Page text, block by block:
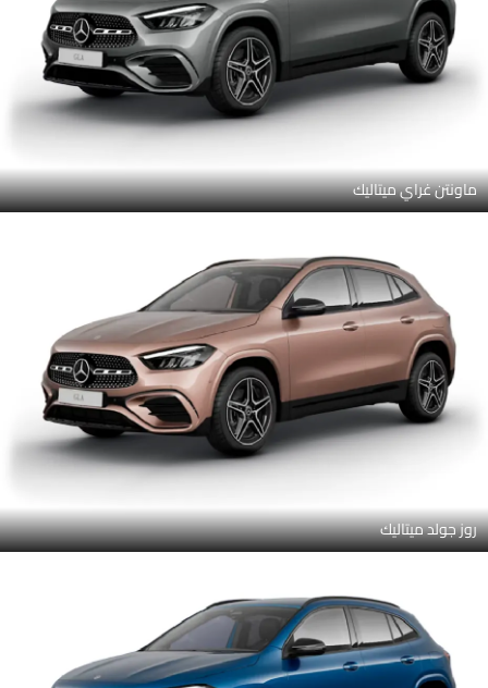
ماونتن غراي ميتاليك
روز جولد ميتاليك